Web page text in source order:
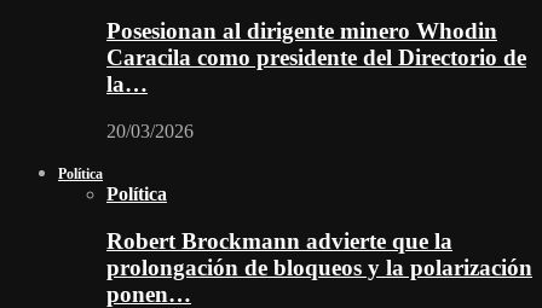
Posesionan al dirigente minero Whodin
Caracila como presidente del Directorio de
la…
20/03/2026
Política
Política
Robert Brockmann advierte que la
prolongación de bloqueos y la polarización
ponen…